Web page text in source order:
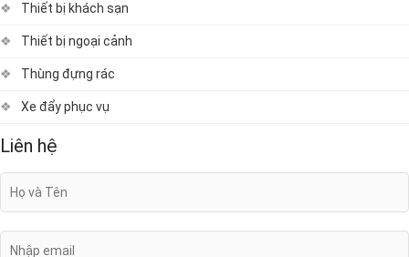
Thiết bị khách sạn
Thiết bị ngoại cảnh
Thùng đựng rác
Xe đẩy phục vụ
Liên hệ